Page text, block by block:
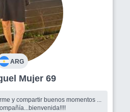
ARG
San Miguel Mujer 69
y compartir buenos momentos ...